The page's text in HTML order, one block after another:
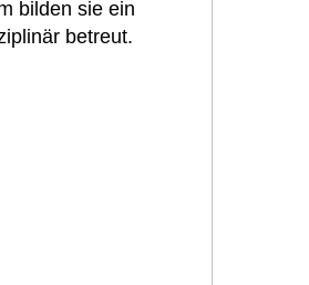
bilden sie ein
betreut.